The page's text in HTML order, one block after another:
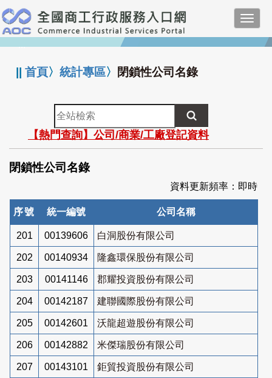
跳
到
主
要
:::
||首頁〉統計專區〉 閉鎖性公司名錄
全
站
檢
索
【熱門查詢】公司/商業/工廠登記資料
閉鎖性公司名錄
資料更新頻率：即時
序號 統一編號 公司名稱
201 00139606 白洞股份有限公司
202 00140934 隆鑫環保股份有限公司
203 00141146 郡耀投資股份有限公司
204 00142187 建聯國際股份有限公司
205 00142601 沃龍超遊股份有限公司
206 00142882 米傑瑞股份有限公司
207 00143101 鉅貿投資股份有限公司